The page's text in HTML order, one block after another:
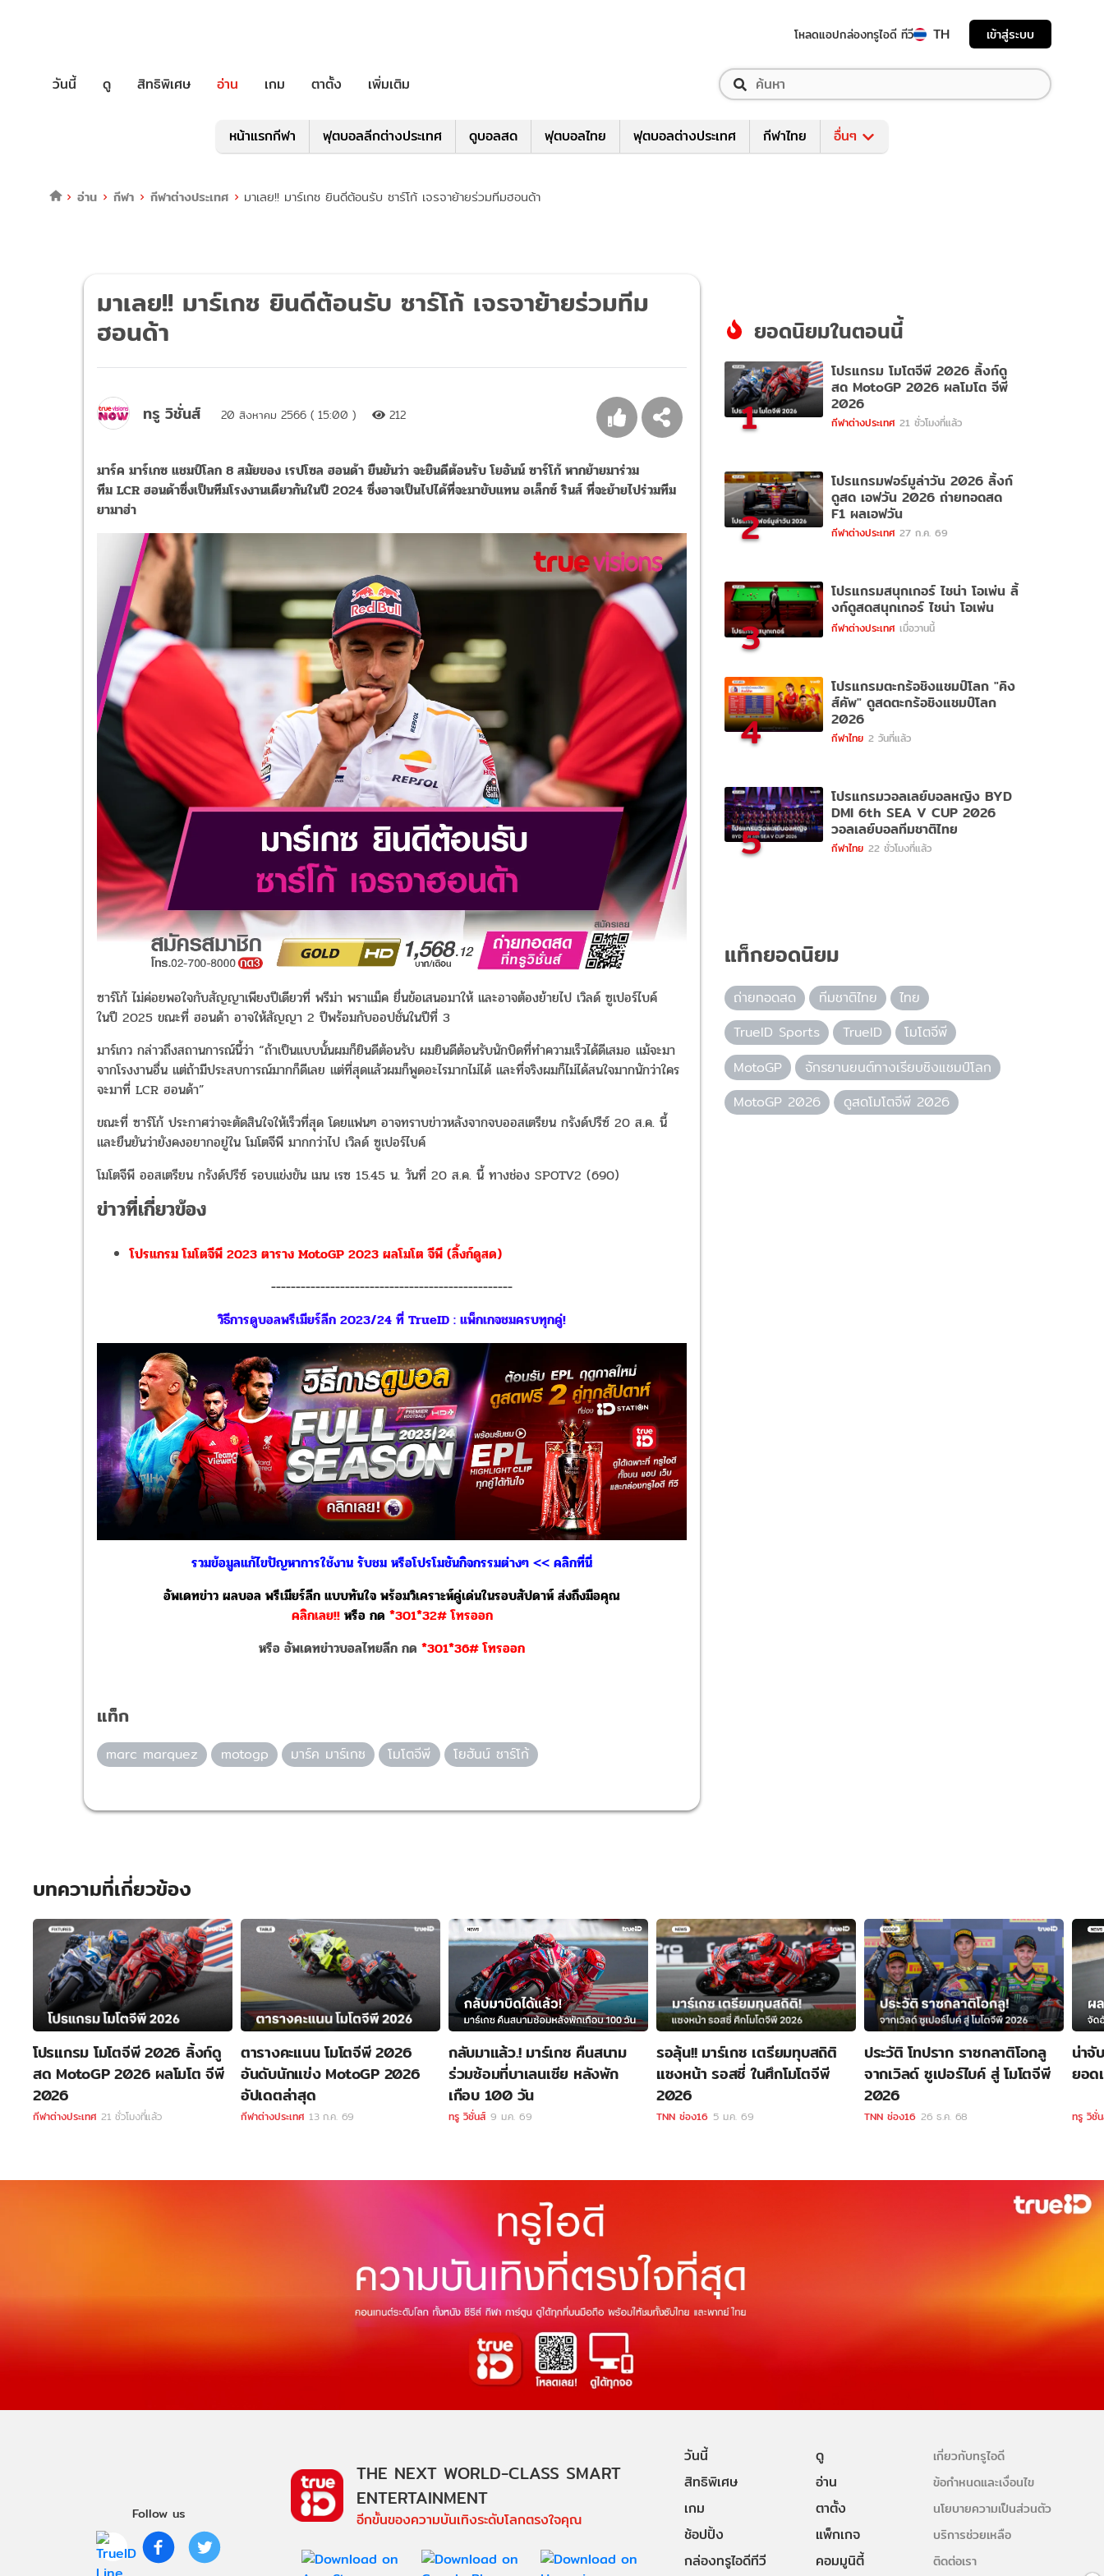
โหลดแอปกล่องทรูไอดี ทีวี TH เข้าสู่ระบบ
วันนี้ ดู สิทธิพิเศษ อ่าน เกม ตาตั้ง เพิ่มเติม
หน้าแรกกีฬา ฟุตบอลลีกต่างประเทศ ดูบอลสด ฟุตบอลไทย ฟุตบอลต่างประเทศ กีฬาไทย อื่นๆ
อ่าน กีฬา กีฬาต่างประเทศ มาเลย!! มาร์เกซ ยินดีต้อนรับ ซาร์โก้ เจรจาย้ายร่วมทีมฮอนด้า
มาเลย!! มาร์เกซ ยินดีต้อนรับ ซาร์โก้ เจรจาย้ายร่วมทีม
ฮอนด้า
ทรู วิชั่นส์ 20 สิงหาคม 2566 ( 15:00 ) 212
มาร์ค มาร์เกซ แชมป์โลก 8 สมัยของ เรปโซล ฮอนด้า ยืนยันว่า จะยินดีต้อนรับ โยอันน์ ซาร์โก้ หากย้ายมาร่วม
ทีม LCR ฮอนด้าซึ่งเป็นทีมโรงงานเดียวกันในปี 2024 ซึ่งอาจเป็นไปได้ที่จะมาขับแทน อเล็กซ์ รินส์ ที่จะย้ายไปร่วมทีม
ยามาฮ่า
ซาร์โก้ ไม่ค่อยพอใจกับสัญญาเพียงปีเดียวที่ พรีม่า พราแม็ค ยื่นข้อเสนอมาให้ และอาจต้องย้ายไป เวิลด์ ซูเปอร์ไบค์
ในปี 2025 ขณะที่ ฮอนด้า อาจให้สัญญา 2 ปีพร้อมกับออปชั่นในปีที่ 3
มาร์เกว กล่าวถึงสถานการณ์นี้ว่า “ถ้าเป็นแบบนั้นผมก็ยินดีต้อนรับ ผมยินดีต้อนรับนักบิดที่ทำความเร็วได้ดีเสมอ แม้จะมา
จากโรงงานอื่น แต่ถ้ามีประสบการณ์มากก็ดีเลย แต่ที่สุดแล้วผมก็พูดอะไรมากไม่ได้ และที่จริงผมก็ไม่ได้สนใจมากนักว่าใคร
จะมาที่ LCR ฮอนด้า”
ขณะที่ ซาร์โก้ ประกาศว่าจะตัดสินใจให้เร็วที่สุด โดยแฟนๆ อาจทราบข่าวหลังจากจบออสเตรียน กรังด์ปรีซ์ 20 ส.ค. นี้
และยืนยันว่ายังคงอยากอยู่ใน โมโตจีพี มากกว่าไป เวิลด์ ซูเปอร์ไบค์
โมโตจีพี ออสเตรียน กรังด์ปรีซ์ รอบแข่งขัน เมน เรซ 15.45 น. วันที่ 20 ส.ค. นี้ ทางช่อง SPOTV2 (690)
ข่าวที่เกี่ยวข้อง
โปรแกรม โมโตจีพี 2023 ตาราง MotoGP 2023 ผลโมโต จีพี (ลิ้งก์ดูสด)
-------------------------------------------------
วิธีการดูบอลพรีเมียร์ลีก 2023/24 ที่ TrueID : แพ็กเกจชมครบทุกคู่!
รวมข้อมูลแก้ไขปัญหาการใช้งาน รับชม หรือโปรโมชันกิจกรรมต่างๆ << คลิกที่นี่
อัพเดทข่าว ผลบอล พรีเมียร์ลีก แบบทันใจ พร้อมวิเคราะห์คู่เด่นในรอบสัปดาห์ ส่งถึงมือคุณ
คลิกเลย!! หรือ กด *301*32# โทรออก
หรือ อัพเดทข่าวบอลไทยลีก กด *301*36# โทรออก
แท็ก
marc marquez motogp มาร์ค มาร์เกซ โมโตจีพี โยฮันน์ ซาร์โก้
ยอดนิยมในตอนนี้
1
โปรแกรม โมโตจีพี 2026 ลิ้งก์ดู
สด MotoGP 2026 ผลโมโต จีพี
2026
กีฬาต่างประเทศ 21 ชั่วโมงที่แล้ว
2
โปรแกรมฟอร์มูล่าวัน 2026 ลิ้งก์
ดูสด เอฟวัน 2026 ถ่ายทอดสด
F1 ผลเอฟวัน
กีฬาต่างประเทศ 27 ก.ค. 69
3
โปรแกรมสนุกเกอร์ ไชน่า โอเพ่น ลิ้
งก์ดูสดสนุกเกอร์ ไชน่า โอเพ่น
กีฬาต่างประเทศ เมื่อวานนี้
4
โปรแกรมตะกร้อชิงแชมป์โลก "คิง
ส์คัพ" ดูสดตะกร้อชิงแชมป์โลก
2026
กีฬาไทย 2 วันที่แล้ว
5
โปรแกรมวอลเลย์บอลหญิง BYD
DMI 6th SEA V CUP 2026
วอลเลย์บอลทีมชาติไทย
กีฬาไทย 22 ชั่วโมงที่แล้ว
แท็กยอดนิยม
ถ่ายทอดสด ทีมชาติไทย
ไทย
TrueID Sports
TrueID
โมโตจีพี
MotoGP
จักรยานยนต์ทางเรียบชิงแชมป์โลก
MotoGP 2026
ดูสดโมโตจีพี 2026
บทความที่เกี่ยวข้อง
โปรแกรม โมโตจีพี 2026 ลิ้งก์ดู
สด MotoGP 2026 ผลโมโต จีพี
2026
กีฬาต่างประเทศ 21 ชั่วโมงที่แล้ว
ตารางคะแนน โมโตจีพี 2026
อันดับนักแข่ง MotoGP 2026
อัปเดตล่าสุด
กีฬาต่างประเทศ 13 ก.ค. 69
กลับมาแล้ว.! มาร์เกซ คืนสนาม
ร่วมซ้อมที่บาเลนเซีย หลังพัก
เกือบ 100 วัน
ทรู วิชั่นส์ 9 ม.ค. 69
รอลุ้น!! มาร์เกซ เตรียมทุบสถิติ
แซงหน้า รอสซี่ ในศึกโมโตจีพี
2026
TNN ช่อง16 5 ม.ค. 69
ประวัติ โทปราก ราซกลาติโอกลู
จากเวิลด์ ซูเปอร์ไบค์ สู่ โมโตจีพี
2026
TNN ช่อง16 26 ธ.ค. 68
น่าจั
ยอด
ทรู วิชั่
Follow us
THE NEXT WORLD-CLASS SMART
ENTERTAINMENT
อีกขั้นของความบันเทิงระดับโลกตรงใจคุณ
วันนี้
ดู
สิทธิพิเศษ
อ่าน
เกม
ตาตั้ง
ช้อปปิ้ง
แพ็กเกจ
กล่องทรูไอดีทีวี
คอมมูนิตี้
เกี่ยวกับทรูไอดี
ข้อกำหนดและเงื่อนไข
นโยบายความเป็นส่วนตัว
บริการช่วยเหลือ
ติดต่อเรา